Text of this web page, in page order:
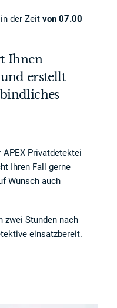
in der Zeitvon 07.00
Ihnen
erstellt
Privatdetektei
Ihren Fall gerne
Wunsch auch
zwei Stunden nach
einsatzbereit.